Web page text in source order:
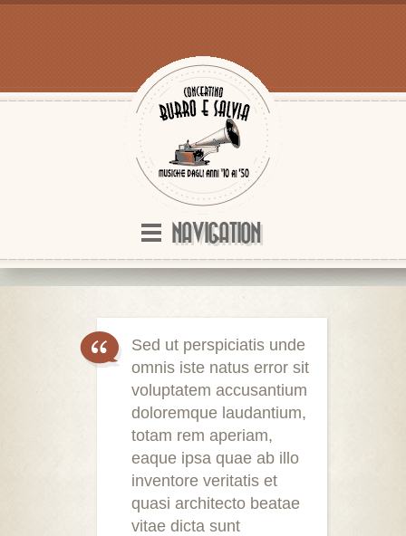
NAVIGATION
Sed ut perspiciatis unde
omnis iste natus error sit
voluptatem accusantium
doloremque laudantium,
totam rem aperiam,
eaque ipsa quae ab illo
inventore veritatis et
quasi architecto beatae
vitae dicta sunt